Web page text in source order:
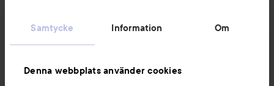
Samtycke Information Om
Denna webbplats använder cookies